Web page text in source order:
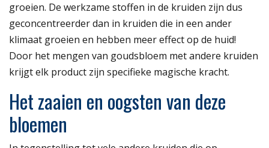
groeien. De werkzame stoffen in de kruiden zijn dus
geconcentreerder dan in kruiden die in een ander
klimaat groeien en hebben meer effect op de huid!
Door het mengen van goudsbloem met andere kruiden
krijgt elk product zijn specifieke magische kracht.
Het zaaien en oogsten van deze
bloemen